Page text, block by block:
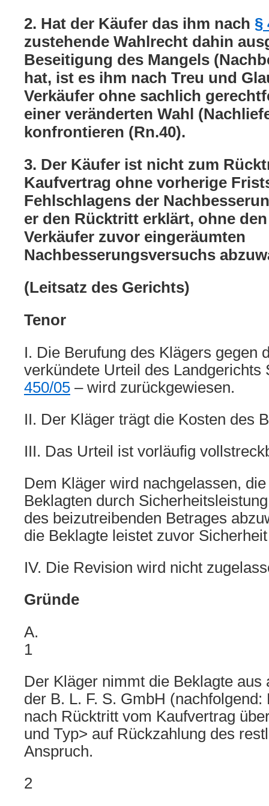
2. Hat der Käufer das ihm nach §
zustehende Wahlrecht dahin
Beseitigung des Mangels
hat, ist es ihm nach Treu und
Verkäufer ohne sachlich
einer veränderten Wahl
konfrontieren (Rn.40).
3. Der Käufer ist nicht zum
Kaufvertrag ohne vorherige
Fehlschlagens der
er den Rücktritt erklärt, ohne
Verkäufer zuvor eingeräumten
Nachbesserungsversuchs
(Leitsatz des Gerichts)
Tenor
I. Die Berufung des Klägers gegen
verkündete Urteil des
450/05 – wird zurückgewiesen.
II. Der Kläger trägt die Kosten des
III. Das Urteil ist vorläufig
Dem Kläger wird nachgelassen,
Beklagten durch
des beizutreibenden Betrages
die Beklagte leistet zuvor
IV. Die Revision wird nicht
Gründe
A.
1
Der Kläger nimmt die Beklagte aus
der B. L. F. S. GmbH (nachfolgend:
nach Rücktritt vom Kaufvertrag
und Typ> auf Rückzahlung des
Anspruch.
2